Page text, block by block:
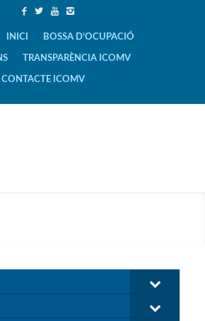
INICI BOSSA D’OCUPACIÓ
TRANSPARÈNCIA ICOMV
CONTACTE ICOMV